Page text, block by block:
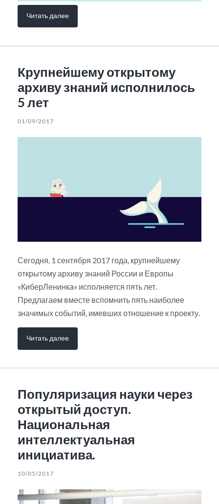
Читать далее
Крупнейшему открытому
архиву знаний исполнилось
5 лет
01/09/2017
Сегодня, 1 сентября 2017 года, крупнейшему
открытому архиву знаний России и Европы
«КиберЛенинка» исполняется пять лет.
Предлагаем вместе вспомнить пять наиболее
значимых событий, имевших отношение к проекту.
Читать далее
Популяризация науки через
открытый доступ.
Национальная
интеллектуальная
инициатива.
10/05/2017